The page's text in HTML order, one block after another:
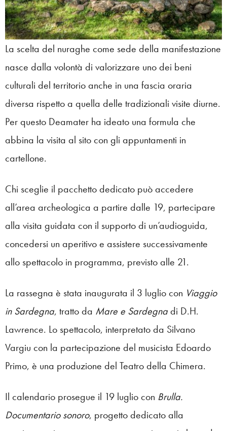
La scelta del nuraghe come sede della manifestazione
nasce dalla volontà di valorizzare uno dei beni
culturali del territorio anche in una fascia oraria
diversa rispetto a quella delle tradizionali visite diurne.
Per questo Deamater ha ideato una formula che
abbina la visita al sito con gli appuntamenti in
cartellone.
Chi sceglie il pacchetto dedicato può accedere
all’area archeologica a partire dalle 19, partecipare
alla visita guidata con il supporto di un’audioguida,
concedersi un aperitivo e assistere successivamente
allo spettacolo in programma, previsto alle 21.
La rassegna è stata inaugurata il 3 luglio con Viaggio
in Sardegna, tratto da Mare e Sardegnadi D.H.
Lawrence. Lo spettacolo, interpretato da Silvano
Vargiu con la partecipazione del musicista Edoardo
Primo, è una produzione del Teatro della Chimera.
Il calendario prosegue il 19 luglio con Brulla.
Documentario sonoro, progetto dedicato alla